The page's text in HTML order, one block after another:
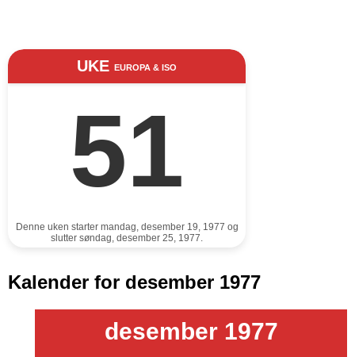
UKE EUROPA & ISO
51
Denne uken starter mandag, desember 19, 1977 og
slutter søndag, desember 25, 1977.
Kalender for desember 1977
desember 1977